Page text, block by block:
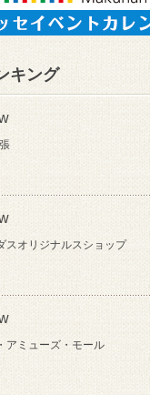
キング
スオリジナルスショップ
アミューズ・モール